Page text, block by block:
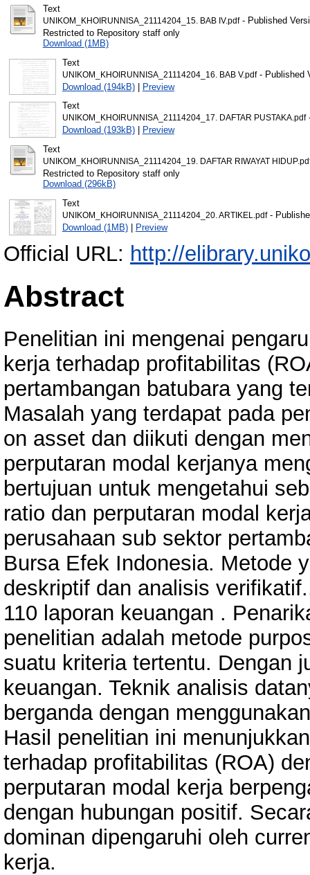
Text
UNIKOM_KHOIRUNNISA_21114204_15. BAB IV.pdf- Published
Restricted to Repository staff only
Download (1MB)
Text
UNIKOM_KHOIRUNNISA_21114204_16. BAB V.pdf- Published
Download (194kB)| Preview
Text
UNIKOM_KHOIRUNNISA_21114204_17. DAFTAR PUSTAKA.pdf
Download (193kB)|
Preview
Text
UNIKOM_KHOIRUNNISA_21114204_19. DAFTAR RIWAYAT
Restricted to Repository staff only
Download (296kB)
Text
UNIKOM_KHOIRUNNISA_21114204_20. ARTIKEL.pdf-
Download (1MB)| Preview
Official URL: http://
Abstract
Penelitian ini mengenai
kerja terhadap profitabilitas
pertambangan batubara yang
Masalah yang terdapat pada
on asset dan diikuti dengan
perputaran modal kerjanya
bertujuan untuk mengetahui
ratio dan perputaran modal
perusahaan sub sektor
Bursa Efek Indonesia. Metode
deskriptif dan analisis
110 laporan keuangan .
penelitian adalah metode
suatu kriteria tertentu. Dengan
keuangan. Teknik analisis
berganda dengan
Hasil penelitian ini
terhadap profitabilitas (ROA)
perputaran modal kerja
dengan hubungan positif.
dominan dipengaruhi oleh
kerja.